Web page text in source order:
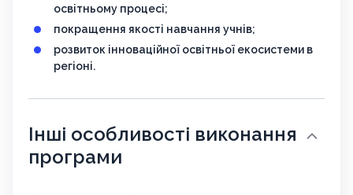
освітньому процесі;
покращення якості навчання учнів;
розвиток інноваційної освітньої екосистеми в
регіоні.
Інші особливості виконання
програми